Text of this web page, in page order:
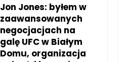
Jon Jones: byłem w
zaawansowanych
negocjacjach na
galę UFC w Białym
Domu, organizacja